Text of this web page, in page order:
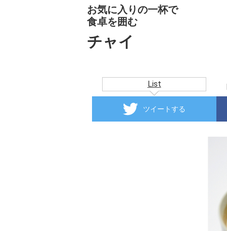
お気に入りの一杯で
食卓を囲む
チャイ
List
ツイートする